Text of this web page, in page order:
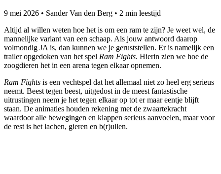
9 mei 2026 • Sander Van den Berg • 2 min leestijd
Altijd al willen weten hoe het is om een ram te zijn? Je weet wel, de
mannelijke variant van een schaap. Als jouw antwoord daarop
volmondig JA is, dan kunnen we je geruststellen. Er is namelijk een
trailer opgedoken van het spel Ram Fights. Hierin zien we hoe de
zoogdieren het in een arena tegen elkaar opnemen.
Ram Fights is een vechtspel dat het allemaal niet zo heel erg serieus
neemt. Beest tegen beest, uitgedost in de meest fantastische
uitrustingen neem je het tegen elkaar op tot er maar eentje blijft
staan. De animaties houden rekening met de zwaartekracht
waardoor alle bewegingen en klappen serieus aanvoelen, maar voor
de rest is het lachen, gieren en b(r)ullen.